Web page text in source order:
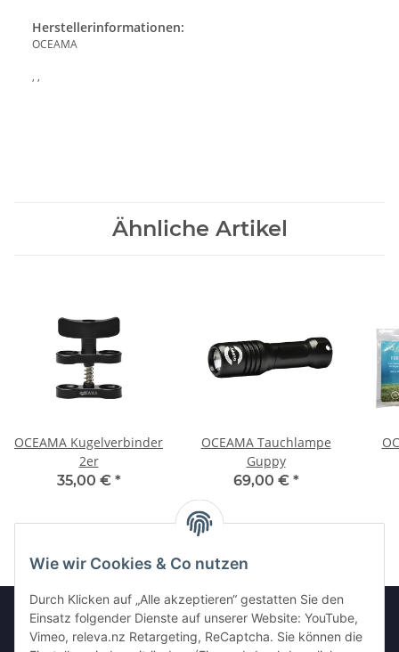
Wie wir Cookies & Co nutzen
Durch Klicken auf „Alle akzeptieren“ gestatten Sie den
Einsatz folgender Dienste auf unserer Website: YouTube,
Vimeo, releva.nz Retargeting, ReCaptcha. Sie können die
Herstellerinformationen:
OCEAMA
, ,
Ähnliche Artikel
OCEAMA Kugelverbinder
2er
35,00 € *
OCEAMA Tauchlampe
Guppy
69,00 € *